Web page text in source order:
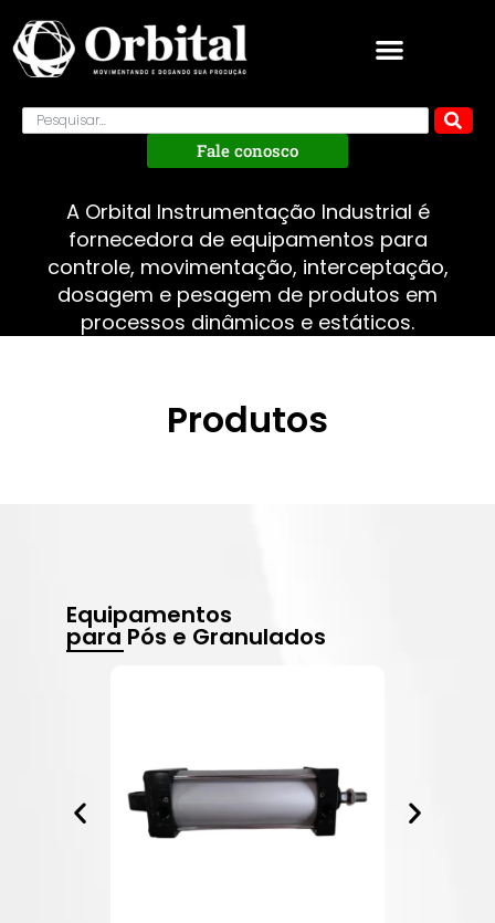
Fale conosco
A Orbital Instrumentação Industrial é
fornecedora de equipamentos para
controle, movimentação, interceptação,
dosagem e pesagem de produtos em
processos dinâmicos e estáticos.
Produtos
Equipamentos
para Pós e Granulados